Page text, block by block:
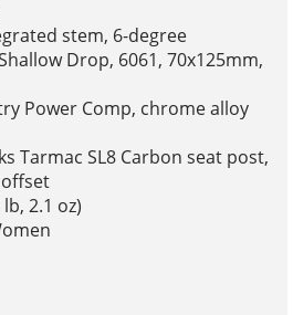
stem, 6-degree
Drop, 6061, 70x125mm,
Power Comp, chrome alloy
Tarmac SL8 Carbon seat post,
offset
2.1 oz)